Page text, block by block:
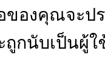
องคุณจะปร
กนับเป็นผู้